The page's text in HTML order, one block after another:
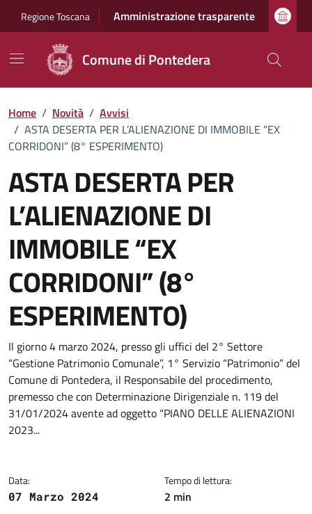
Regione Toscana Amministrazione trasparente
Comune di Pontedera
Home / Novità / Avvisi
/ ASTA DESERTA PER L’ALIENAZIONE DI IMMOBILE “EX
CORRIDONI” (8° ESPERIMENTO)
ASTA DESERTA PER
L’ALIENAZIONE DI
IMMOBILE “EX
CORRIDONI” (8°
ESPERIMENTO)
Dettagli della notizia
Il giorno 4 marzo 2024, presso gli uffici del 2° Settore
“Gestione Patrimonio Comunale”, 1° Servizio “Patrimonio” del
Comune di Pontedera, il Responsabile del procedimento,
premesso che con Determinazione Dirigenziale n. 119 del
31/01/2024 avente ad oggetto “PIANO DELLE ALIENAZIONI
2023...
Data:
07 Marzo 2024
Tempo di lettura:
2 min